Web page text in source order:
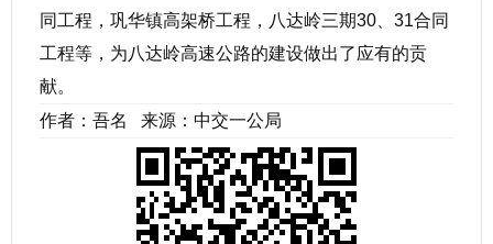
同工程，巩华镇高架桥工程，八达岭三期30、31合同
工程等，为八达岭高速公路的建设做出了应有的贡
献。
作者：吾名 来源：中交一公局